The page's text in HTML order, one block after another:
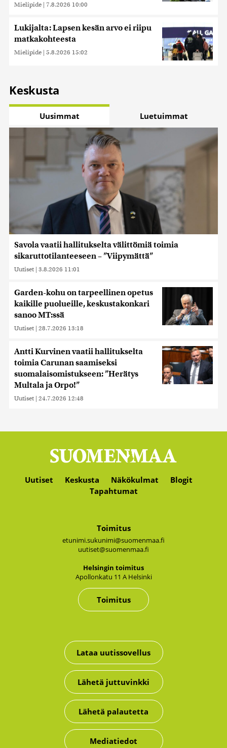
Mielipide | 7.8.2026 10:00
Lukijalta: Lapsen kesän arvo ei riipu
matkakohteesta
Mielipide | 5.8.2026 15:02
Keskusta
Uusimmat Luetuimmat
Savola vaatii hallitukselta välittömiä toimia
sikaruttotilanteeseen – ”Viipymättä”
Uutiset | 3.8.2026 11:01
Garden-kohu on tarpeellinen opetus
kaikille puolueille, keskustakonkari
sanoo MT:ssä
Uutiset | 28.7.2026 13:18
Antti Kurvinen vaatii hallitukselta
toimia Carunan saamiseksi
suomalaisomistukseen: ”Herätys
Multala ja Orpo!”
Uutiset | 24.7.2026 12:48
Uutiset Keskusta Näkökulmat
Blogit
Tapahtumat
Toimitus
etunimi.sukunimi@suomenmaa.fi
uutiset@suomenmaa.fi
Hel­sin­gin toi­mi­tus
Apol­lon­ka­tu 11 A Hel­sin­ki
Toimitus
Lataa uutissovellus
Lähetä juttuvinkki
Lähetä palautetta
Mediatiedot